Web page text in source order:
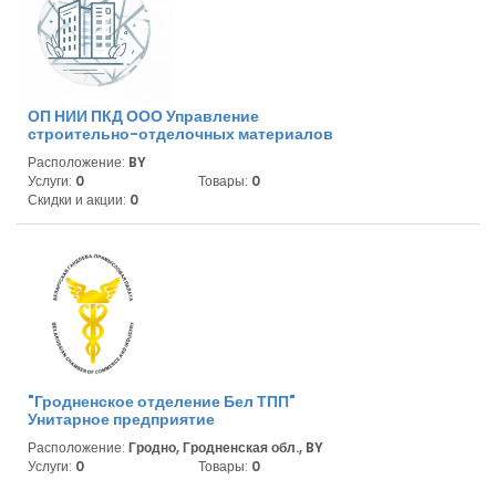
ОП НИИ ПКД ООО Управление
строительно-отделочных материалов
Расположение: BY
Услуги: 0 Товары: 0
Скидки и акции: 0
"Гродненское отделение Бел ТПП"
Унитарное предприятие
Расположение: Гродно, Гродненская обл., BY
Услуги: 0 Товары: 0